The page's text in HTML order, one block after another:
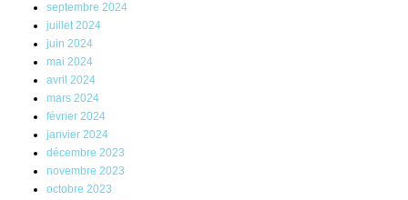
septembre 2024
juillet 2024
juin 2024
mai 2024
avril 2024
mars 2024
février 2024
janvier 2024
décembre 2023
novembre 2023
octobre 2023